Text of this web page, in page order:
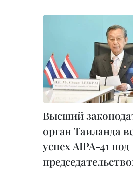
Высший
орган Таиланда
успех AIPA-41 под